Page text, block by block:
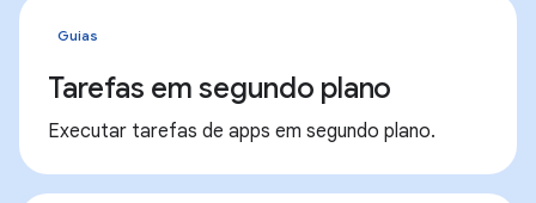
Guias
Tarefas em segundo plano
Executar tarefas de apps em segundo plano.